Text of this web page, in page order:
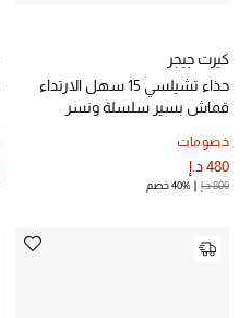
تسوقوا الآن
الموسم الجديد
كيرت جيجر
حذاء تشيلسي 15 سهل الارتداء
قماش بسير سلسلة ونسر
خصومات
480 د.إ
800 د.إ 40% خصم